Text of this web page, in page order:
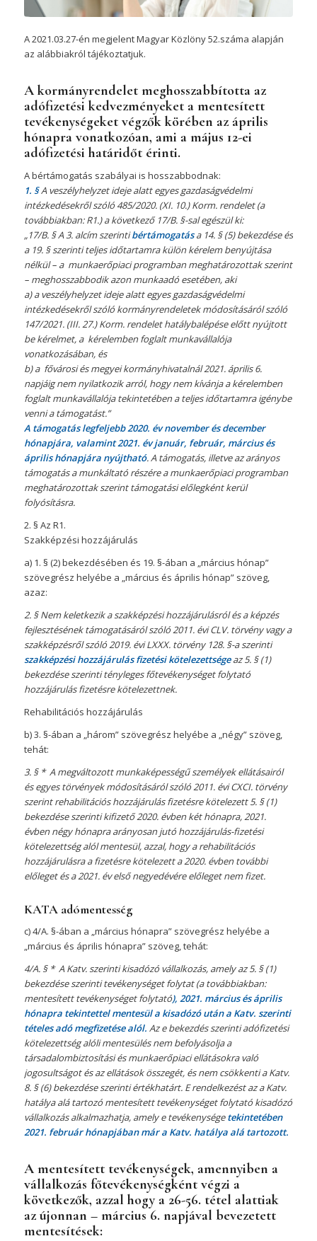
A 2021.03.27-én megjelent Magyar Közlöny 52.száma alapján
az alábbiakról tájékoztatjuk.
A kormányrendelet meghosszabbította az
adófizetési kedvezményeket a mentesített
tevékenységeket végzők körében az április
hónapra vonatkozóan, ami a május 12-ei
adófizetési határidőt érinti.
A bértámogatás szabályai is hosszabbodnak:
1. §A veszélyhelyzet ideje alatt egyes gazdaságvédelmi
intézkedésekről szóló 485/2020. (XI. 10.) Korm. rendelet (a
továbbiakban: R1.) a következő 17/B. §-sal egészül ki:
„17/B. § A 3. alcím szerintibértámogatása 14. § (5) bekezdése és
a 19. § szerinti teljes időtartamra külön kérelem benyújtása
nélkül – a munkaerőpiaci programban meghatározottak szerint
– meghosszabbodik azon munkaadó esetében, aki
a) a veszélyhelyzet ideje alatt egyes gazdaságvédelmi
intézkedésekről szóló kormányrendeletek módosításáról szóló
147/2021. (III. 27.) Korm. rendelet hatálybalépése előtt nyújtott
be kérelmet, a kérelemben foglalt munkavállalója
vonatkozásában, és
b) a fővárosi és megyei kormányhivatalnál 2021. április 6.
napjáig nem nyilatkozik arról, hogy nem kívánja a kérelemben
foglalt munkavállalója tekintetében a teljes időtartamra igénybe
venni a támogatást.”
A támogatás legfeljebb 2020. év november és december
hónapjára, valamint 2021. év január, február, március és
április hónapjára nyújtható. A támogatás, illetve az arányos
támogatás a munkáltató részére a munkaerőpiaci programban
meghatározottak szerint támogatási előlegként kerül
folyósításra.
2. § Az R1.
Szakképzési hozzájárulás
a) 1. § (2) bekezdésében és 19. §-ában a „március hónap”
szövegrész helyébe a „március és április hónap” szöveg,
azaz:
2. § Nem keletkezik a szakképzési hozzájárulásról és a képzés
fejlesztésének támogatásáról szóló 2011. évi CLV. törvény vagy a
szakképzésről szóló 2019. évi LXXX. törvény 128. §-a szerinti
szakképzési hozzájárulás fizetési kötelezettségeaz 5. § (1)
bekezdése szerinti tényleges főtevékenységet folytató
hozzájárulás fizetésre kötelezettnek.
Rehabilitációs hozzájárulás
b) 3. §-ában a „három” szövegrész helyébe a „négy” szöveg,
tehát:
3. § * A megváltozott munkaképességű személyek ellátásairól
és egyes törvények módosításáról szóló 2011. évi CXCI. törvény
szerint rehabilitációs hozzájárulás fizetésre kötelezett 5. § (1)
bekezdése szerinti kifizető 2020. évben két hónapra, 2021.
évben négy hónapra arányosan jutó hozzájárulás-fizetési
kötelezettség alól mentesül, azzal, hogy a rehabilitációs
hozzájárulásra a fizetésre kötelezett a 2020. évben további
előleget és a 2021. év első negyedévére előleget nem fizet.
KATA adómentesség
c) 4/A. §-ában a „március hónapra” szövegrész helyébe a
„március és április hónapra” szöveg, tehát:
4/A. § * A Katv. szerinti kisadózó vállalkozás, amely az 5. § (1)
bekezdése szerinti tevékenységet folytat (a továbbiakban:
mentesített tevékenységet folytató), 2021. március és április
hónapra tekintettel mentesül a kisadózó után a Katv. szerinti
tételes adó megfizetése alól. Az e bekezdés szerinti adófizetési
kötelezettség alóli mentesülés nem befolyásolja a
társadalombiztosítási és munkaerőpiaci ellátásokra való
jogosultságot és az ellátások összegét, és nem csökkenti a Katv.
8. § (6) bekezdése szerinti értékhatárt. E rendelkezést az a Katv.
hatálya alá tartozó mentesített tevékenységet folytató kisadózó
vállalkozás alkalmazhatja, amely e tevékenységetekintetében
2021. február hónapjában már a Katv. hatálya alá tartozott.
A mentesített tevékenységek, amennyiben a
vállalkozás főtevékenységként végzi a
következők, azzal hogy a 26-56. tétel alattiak
az újonnan – március 6. napjával bevezetett
mentesítések: